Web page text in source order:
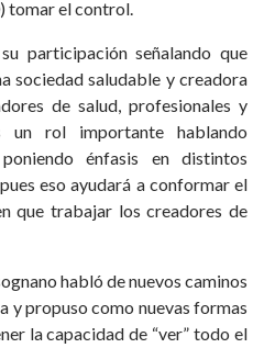
tomar el control.
participación señalando que
sociedad saludable y creadora
de salud, profesionales y
un rol importante hablando
énfasis en distintos
eso ayudará a conformar el
que trabajar los creadores de
habló de nuevos caminos
y propuso como nuevas formas
la capacidad de “ver” todo el